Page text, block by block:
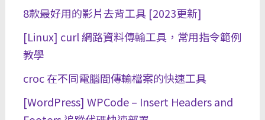
8款最好用的影片去背工具 [2023更新]
[Linux] curl 網路資料傳輸工具，常用指令範例
教學
croc 在不同電腦間傳輸檔案的快速工具
[WordPress] WPCode – Insert Headers and